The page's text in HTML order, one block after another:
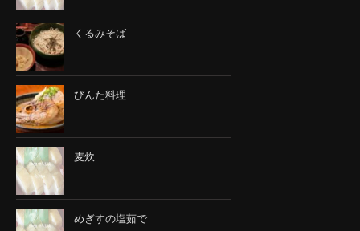
くるみそば
びんた料理
麦炊
めぎすの塩茹で